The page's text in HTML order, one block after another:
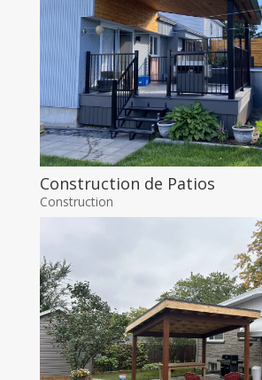
Construction de Patios
Construction